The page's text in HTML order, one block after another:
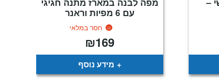
עם 6 מפיות וראנר
חסר במלאי
₪169
מידע נוסף